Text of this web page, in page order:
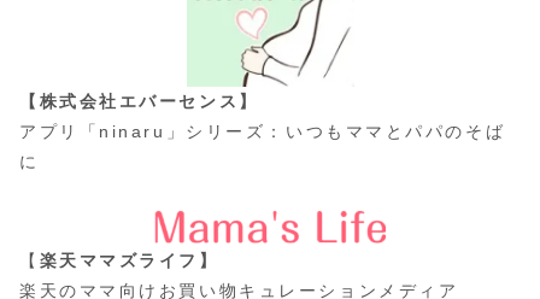
【株式会社エバーセンス】
アプリ「ninaru」シリーズ：いつもママとパパのそば
に
【 楽天ママズライフ】
楽天のママ向けお買い物キュレーションメディア